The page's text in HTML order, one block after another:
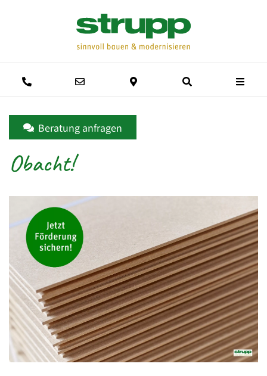
Anrufen E-Mail schreibenAnfahrtsweg
Obacht!
Beratung anfragen